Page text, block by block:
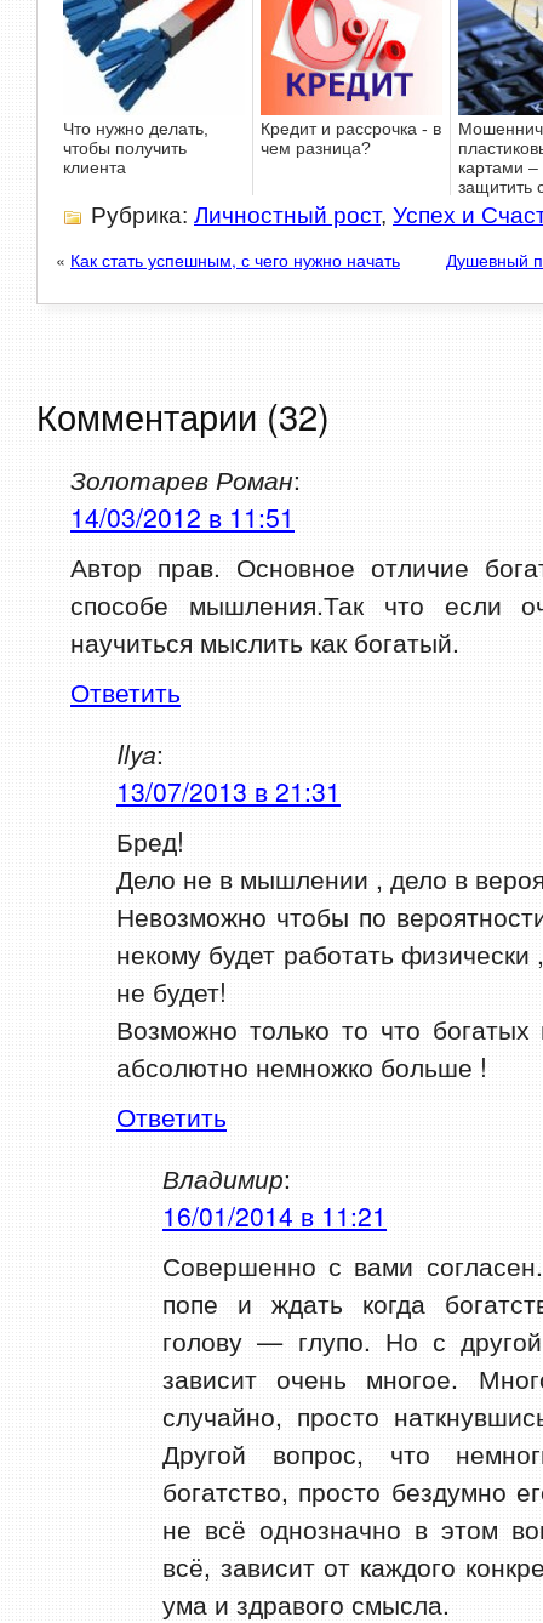
Что нужно делать,
чтобы получить
клиента
Кредит и рассрочка - в
чем разница?
картами –
защитить
Рубрика: Личностный рост, Успех и
« Как стать успешным, с чего нужно начать Душевный
Комментарии (32)
Золотарев Роман:
14/03/2012 в 11:51
Автор прав. Основное отличие
способе мышления.Так что если
научиться мыслить как богатый.
Ответить
Ilya:
13/07/2013 в 21:31
Бред!
Дело не в мышлении , дело в
Невозможно чтобы по
некому будет работать физически
не будет!
Возможно только то что
абсолютно немножко больше !
Ответить
Владимир:
16/01/2014 в 11:21
Совершенно с вами
попе и ждать когда
голову — глупо. Но с
зависит очень многое.
случайно, просто
Другой вопрос, что
богатство, просто бездумно
не всё однозначно в этом
всё, зависит от каждого
ума и здравого смысла.